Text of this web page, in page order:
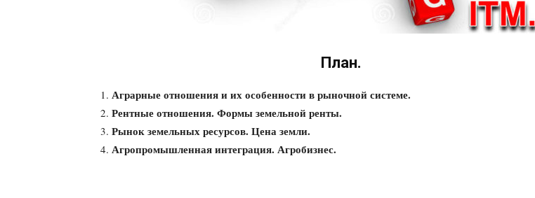
План.
Аграрные отношения и их особенности в рыночной системе.
Рентные отношения. Формы земельной ренты.
Рынок земельных ресурсов. Цена земли.
Агропромышленная интеграция. Агробизнес.